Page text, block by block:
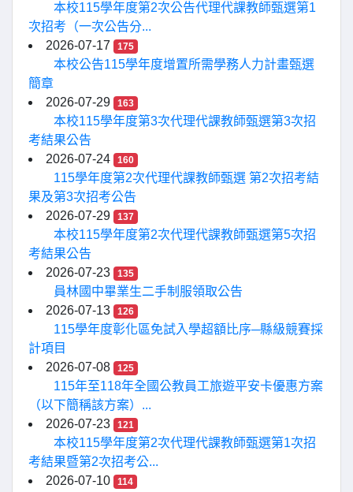
本校115學年度第2次公告代理代課教師甄選第1
次招考（一次公告分...
2026-07-17
175
本校公告115學年度增置所需學務人力計畫甄選
簡章
2026-07-29
163
本校115學年度第3次代理代課教師甄選第3次招
考結果公告
2026-07-24
160
115學年度第2次代理代課教師甄選 第2次招考結
果及第3次招考公告
2026-07-29
137
本校115學年度第2次代理代課教師甄選第5次招
考結果公告
2026-07-23
135
員林國中畢業生二手制服領取公告
2026-07-13
126
115學年度彰化區免試入學超額比序─縣級競賽採
計項目
2026-07-08
125
115年至118年全國公教員工旅遊平安卡優惠方案
（以下簡稱該方案）...
2026-07-23
121
本校115學年度第2次代理代課教師甄選第1次招
考結果暨第2次招考公...
2026-07-10
114